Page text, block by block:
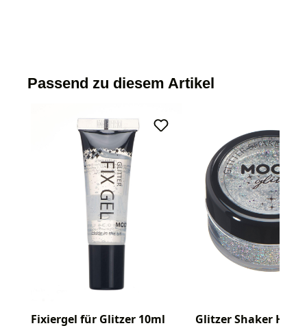
Passend zu diesem Artikel
Fixiergel für Glitzer 10ml
Glitzer Shaker